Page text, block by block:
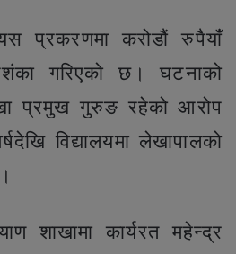
प्रकरणमा करोडौं रुपैयाँ
गरिएको छ। घटनाको
प्रमुख गुरुङ रहेको आरोप
विद्यालयमा लेखापालको
शाखामा कार्यरत महेन्द्र